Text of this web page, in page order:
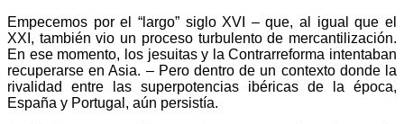
Empecemos por el “largo” siglo XVI – que, al igual que el
XXI, también vio un proceso turbulento de mercantilización.
En ese momento, los jesuitas y la Contrarreforma intentaban
recuperarse en Asia. – Pero dentro de un contexto donde la
rivalidad entre las superpotencias ibéricas de la época,
España y Portugal, aún persistía.